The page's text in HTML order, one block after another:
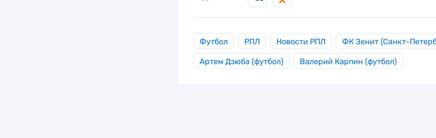
Футбол РПЛ Новости РПЛ ФК Зенит (Санкт-
Артем Дзюба (футбол) Валерий Карпин (футбол)